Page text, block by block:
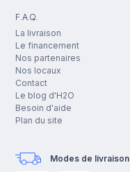
F.A.Q.
La livraison
Le financement
Nos partenaires
Nos locaux
Contact
Le blog d'H2O
Besoin d'aide
Plan du site
Modes de livraison